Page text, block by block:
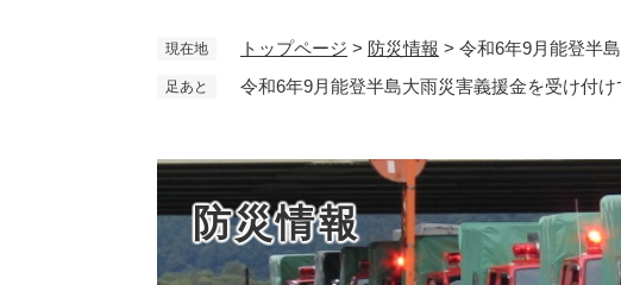
現在地 トップページ > 防災情報 > 令和6年9月能登半
足あと 令和6年9月能登半島大雨災害義援金を受け付け
防災情報